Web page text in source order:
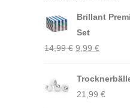
Brillant
Set
14,99€ Ursprünglicher
war:
14,99 €
9,99 €Aktueller
ist:
9,99 €.
21,99 €